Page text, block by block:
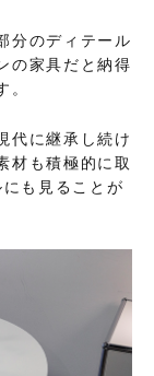
分のディテール
の家具だと納得
。
代に継承し続け
材も積極的に取
も見ることが